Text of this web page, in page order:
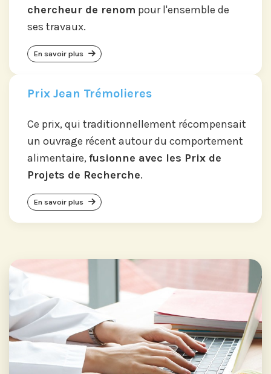
chercheur de renom pour l'ensemble de
ses travaux.
En savoir plus
Prix Jean Trémolieres
Ce prix, qui traditionnellement récompensait
un ouvrage récent autour du comportement
alimentaire,fusionne avec les Prix de
Projets de Recherche.
En savoir plus